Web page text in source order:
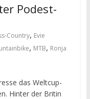
Podest-
Country, Evie
, MTB, Ronja
das Weltcup-
Hinter der Britin